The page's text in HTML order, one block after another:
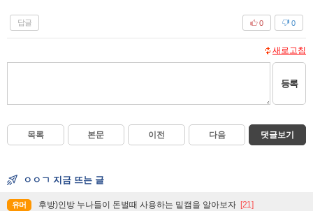
답글 0
0
새로고침
등록
목록 본문 이전 다음 댓글보기
ㅇㅇㄱ 지금 뜨는 글
유머 후방)인방 누나들이 돈벌때 사용하는 밑캠을 알아보자 [21]